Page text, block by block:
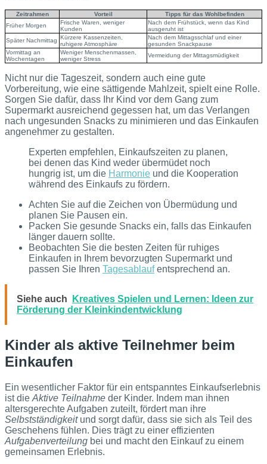
Zeitrahmen Vorteil
Tipps für das Wohlbefinden
Früher Morgen
Frische Waren, weniger
Kunden
Nach dem Frühstück, wenn das Kind
ausgeruht ist
Später Nachmittag Kürzere Kassenzeiten,
ruhigere Atmosphäre
Nach dem Mittagsschlaf und einer
gesunden Snackpause
Vormittag an
Wochentagen
Weniger Menschenmassen,
weniger Stress
Vermeidung der Mittagsmüdigkeit
Nicht nur die Tageszeit, sondern auch eine gute
Vorbereitung, wie eine sättigende Mahlzeit, spielt eine Rolle.
Sorgen Sie dafür, dass Ihr Kind vor dem Gang zum
Supermarkt ausreichend gegessen hat, um das Verlangen
nach ungesunden Snacks zu minimieren und das Einkaufen
angenehmer zu gestalten.
Experten empfehlen, Einkaufszeiten zu planen,
bei denen das Kind weder übermüdet noch
hungrig ist, um die Harmonie und die Kooperation
während des Einkaufs zu fördern.
Achten Sie auf die Zeichen von Übermüdung und
planen Sie Pausen ein.
Packen Sie gesunde Snacks ein, falls das Einkaufen
länger dauern sollte.
Beobachten Sie die besten Zeiten für ruhiges
Einkaufen in Ihrem bevorzugten Supermarkt und
passen Sie Ihren Tagesablaufentsprechend an.
Siehe auch
Kreatives Spielen und Lernen: Ideen zur
Förderung der Kleinkindentwicklung
Kinder als aktive Teilnehmer beim
Einkaufen
Ein wesentlicher Faktor für ein entspanntes Einkaufserlebnis
ist die Aktive Teilnahme der Kinder. Indem man ihnen
altersgerechte Aufgaben zuteilt, fördert man ihre
Selbstständigkeitund sorgt dafür, dass sie sich als Teil des
Geschehens fühlen. Dies trägt zu einer effizienten
Aufgabenverteilung bei und macht den Einkauf zu einem
gemeinsamen Erlebnis.